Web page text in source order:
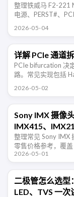
整理铁威马 F2-221
电源、PERST#、
2026-05-04
详解 PCIe 通道
PCIe bifurcation 决
路。常见实现包括
2026-05-02
Sony IMX 摄像
IMX415、
数、资料和淘宝
整理常见 Sony IMX
零售价格参考，覆
IMX273、IMX766
2026-05-01
二极管怎么选型
LED、TVS 一次